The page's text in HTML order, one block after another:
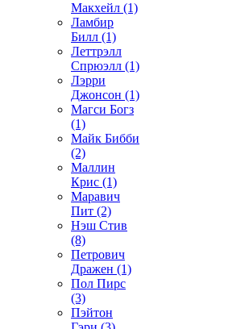
Макхейл (1)
Ламбир
Билл (1)
Леттрэлл
Спрюэлл (1)
Лэрри
Джонсон (1)
Магси Богз
(1)
Майк Бибби
(2)
Маллин
Крис (1)
Маравич
Пит (2)
Нэш Стив
(8)
Петрович
Дражен (1)
Пол Пирс
(3)
Пэйтон